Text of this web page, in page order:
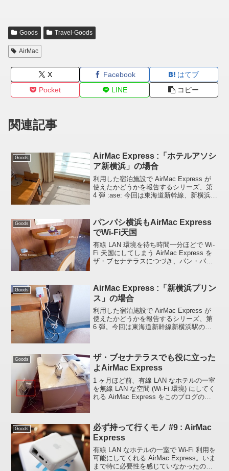
Goods Travel-Goods
AirMac
X Facebook
はてブ
Pocket
LINE コピー
関連記事
Goods
AirMac Express :「ホテルアソシ
ア新横浜」の場合
利用した宿泊施設で AirMac Express が
使えたかどうかを報告するシリーズ、第
4 弾 :ase: 今回は東海道新幹線、新横浜駅
たこのホテルはデフォルト...
Goods
パンパシ横浜もAirMac Express
でWi-Fi天国
有線 LAN 環境を待ち時間一分ほどで Wi-
Fi 天国にしてしまう AirMac Express を
ザ・ブセナテラスにつづき、パン・パシ
立ったよAirMac Exp...
Goods
AirMac Express :「新横浜プリン
ス」の場合
利用した宿泊施設で AirMac Express が
使えたかどうかを報告するシリーズ、第
6 弾。今回は東海道新幹線新横浜駅のそ
初からそれてしまいますが、最近...
Goods
ザ・ブセナテラスでも役に立った
よAirMac Express
1 ヶ月ほど前、有線 LAN なホテルの一室
を無線 LAN な空間 (Wi-Fi 環境) にしてく
れる AirMac Express をこのブログの投
Goods
必ず持って行くモノ #9 : AirMac
Express
有線 LAN なホテルの一室で Wi-Fi 利用を
可能にしてくれる AirMac Express。いま
まで特に必要性を感じていなかったので